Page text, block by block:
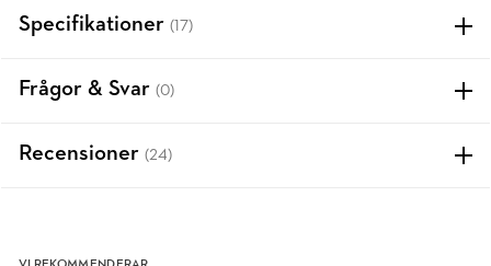
Specifikationer (17)
Frågor & Svar (0)
Recensioner (24)